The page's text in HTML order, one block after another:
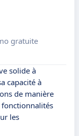
gratuite
solide à
capacité à
de manière
fonctionnalités
les